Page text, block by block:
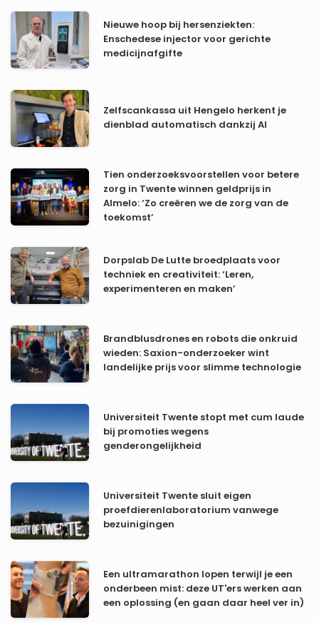
Nieuwe hoop bij hersenziekten:
Enschedese injector voor gerichte
medicijnafgifte
Zelfscankassa uit Hengelo herkent je
dienblad automatisch dankzij AI
Tien onderzoeksvoorstellen voor betere
zorg in Twente winnen geldprijs in
Almelo: ‘Zo creëren we de zorg van de
toekomst’
Dorpslab De Lutte broedplaats voor
techniek en creativiteit: ‘Leren,
experimenteren en maken’
Brandblusdrones en robots die onkruid
wieden: Saxion-onderzoeker wint
landelijke prijs voor slimme technologie
Universiteit Twente stopt met cum laude
bij promoties wegens
genderongelijkheid
Universiteit Twente sluit eigen
proefdierenlaboratorium vanwege
bezuinigingen
Een ultramarathon lopen terwijl je een
onderbeen mist: deze UT'ers werken aan
een oplossing (en gaan daar heel ver in)